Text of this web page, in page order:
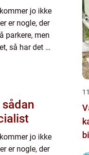
jo ikke
er nogle, der
parkere, men
så har det jo
jo ikke
er nogle, der